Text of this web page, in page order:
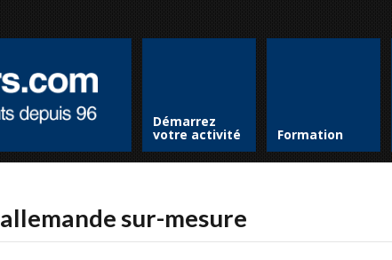
Démarrez
votre activité Formation
sur-mesure